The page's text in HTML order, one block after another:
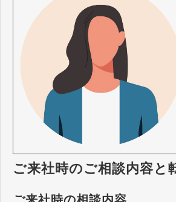
ご来社時のご相談内容と
ご来社時の相談内容